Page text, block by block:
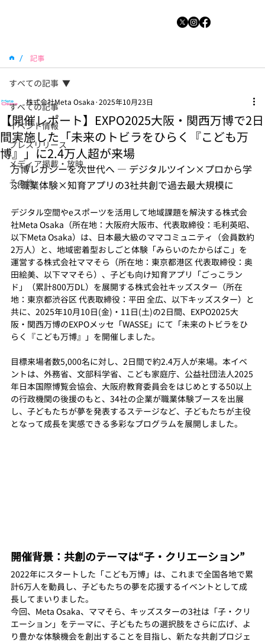
/ 記事
すべての記事
イベント情報
プレスリリース
メディア掲載・放映
その他
すべての記事
【開催レポート】EXPO2025大阪・関西万博で2日
間実施した「未来のトビラをひらく『こども万
博』」に2.4万人超が来場
株式会社Meta Osaka 2025年10月23日
万博レガシーを次世代へ ― デジタルツイン×プロから学
ぶ職業体験×知育アプリの3社共創で過去最大規模に
デジタル空間やeスポーツを活用して地域課題を解決する株式会
社Meta Osaka（所在地：大阪府大阪市、代表取締役：毛利英昭、
以下Meta Osaka）は、日本最大級のママコミュニティ（会員数約
2万人）と、地域密着型おしごと体験「みらいのたからばこ」を
運営する株式会社ママそら（所在地：東京都港区 代表取締役：奥
田絵美、以下ママそら）、子ども向け知育アプリ「ごっこラン
ド」（累計800万DL）を展開する株式会社キッズスター（所在
地：東京都渋谷区 代表取締役：平田 全広、以下キッズスター）と
共に、2025年10月10日(金)・11日(土)の2日間、EXPO2025大
阪・関西万博のEXPOメッセ「WASSE」にて「未来のトビラをひ
らく『こども万博』」を開催しました。
目標来場者数5,000名に対し、2日間で約2.4万人が来場。本イベ
ントは、外務省、文部科学省、こども家庭庁、公益社団法人2025
年日本国際博覧会協会、大阪府教育委員会をはじめとする50以上
の行政機関の後援のもと、34社の企業が職業体験ブースを出展
し、子どもたちが夢を発表するステージなど、子どもたちが主役
となって成長を実感できる多彩なプログラムを展開しました。
開催背景：共創のテーマは“子・クリエーション”
2022年にスタートした「こども万博」は、これまで全国各地で累
計6万人を動員し、子どもたちの夢を応援するイベントとして成
長してまいりました。
今回、Meta Osaka、ママそら、キッズスターの3社は「子・クリ
エーション」をテーマに、子どもたちの選択肢をさらに広げ、よ
り豊かな体験機会を創出することを目指し、新たな共創プロジェ